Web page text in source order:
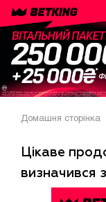
Домашня сторінка
Цікаве
визначився